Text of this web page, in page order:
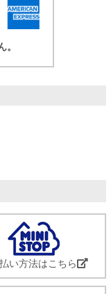
。
い方法はこちら